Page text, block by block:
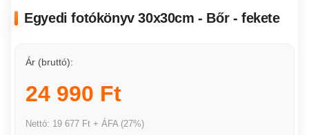
Egyedi fotókönyv 30x30cm - Bőr - fekete
Ár (bruttó):
24 990 Ft
Nettó: 19 677 Ft + ÁFA (27%)